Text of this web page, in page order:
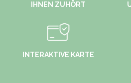
IHNEN ZUHÖRT
INTERAKTIVE KARTE